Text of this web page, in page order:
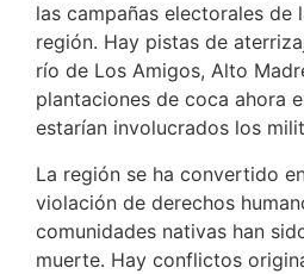
las campañas electorales de
región. Hay pistas de
río de Los Amigos, Alto
plantaciones de coca ahora
estarían involucrados los
La región se ha convertido
violación de derechos
comunidades nativas han
muerte. Hay conflictos